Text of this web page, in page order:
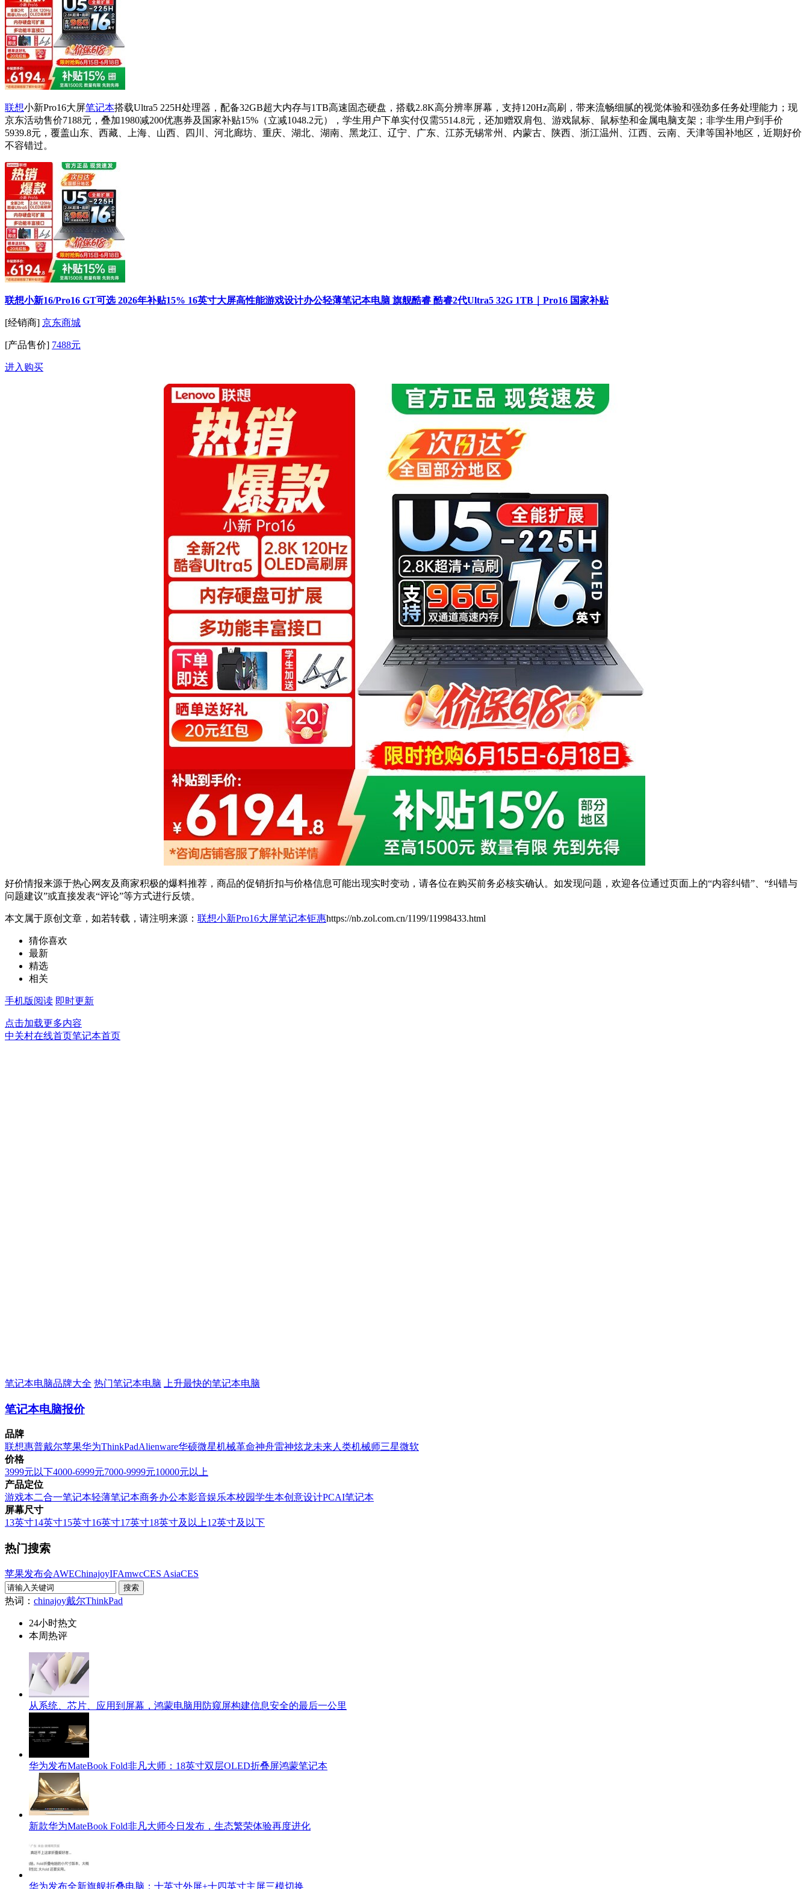
联想小新Pro16大屏笔记本搭载Ultra5 225H处理器，配备32GB超大内存与1TB高速固态硬盘，搭载2.8K高分辨率屏幕，支持120Hz高刷，带来流畅细腻的视觉体验和强劲多任务处理能力；现
京东活动售价7188元，叠加1980减200优惠券及国家补贴15%（立减1048.2元），学生用户下单实付仅需5514.8元，还加赠双肩包、游戏鼠标、鼠标垫和金属电脑支架；非学生用户到手价
5939.8元，覆盖山东、西藏、上海、山西、四川、河北廊坊、重庆、湖北、湖南、黑龙江、辽宁、广东、江苏无锡常州、内蒙古、陕西、浙江温州、江西、云南、天津等国补地区，近期好价
不容错过。
联想小新16/Pro16 GT可选 2026年补贴15% 16英寸大屏高性能游戏设计办公轻薄笔记本电脑 旗舰酷睿 酷睿2代Ultra5 32G 1TB｜Pro16 国家补贴
[经销商] 京东商城
[产品售价] 7488元
进入购买
好价情报来源于热心网友及商家积极的爆料推荐，商品的促销折扣与价格信息可能出现实时变动，请各位在购买前务必核实确认。如发现问题，欢迎各位通过页面上的“内容纠错”、“纠错与
问题建议”或直接发表“评论”等方式进行反馈。
本文属于原创文章，如若转载，请注明来源： 联想小新Pro16大屏笔记本钜惠https://nb.zol.com.cn/1199/11998433.html
猜你喜欢
最新
精选
相关
手机版阅读 即时更新
点击加载更多内容
中关村在线首页笔记本首页
笔记本电脑品牌大全 热门笔记本电脑 上升最快的笔记本电脑
笔记本电脑报价
品牌
联想惠普戴尔苹果华为ThinkPadAlienware华硕微星机械革命神舟雷神炫龙未来人类机械师三星微软
价格
3999元以下4000-6999元7000-9999元10000元以上
产品定位
游戏本二合一笔记本轻薄笔记本商务办公本影音娱乐本校园学生本创意设计PCAI笔记本
屏幕尺寸
13英寸14英寸15英寸16英寸17英寸18英寸及以上12英寸及以下
热门搜索
苹果发布会AWEChinajoyIFAmwcCES AsiaCES
热词： chinajoy戴尔ThinkPad
24小时热文
本周热评
从系统、芯片、应用到屏幕，鸿蒙电脑用防窥屏构建信息安全的最后一公里
华为发布MateBook Fold非凡大师：18英寸双层OLED折叠屏鸿蒙笔记本
新款华为MateBook Fold非凡大师今日发布，生态繁荣体验再度进化
华为发布全新旗舰折叠电脑：十英寸外屏+十四英寸主屏三模切换